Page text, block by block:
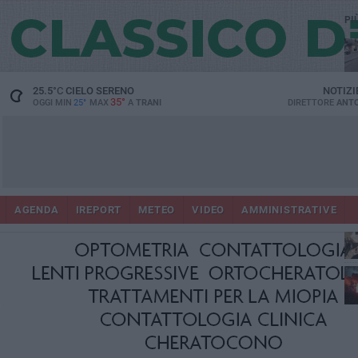
25.5°CCIELO SERENO
OGGI MIN 25° MAX 35° A TRANI DIRETTORE
AGENDA IREPORT METEO VIDEO AMMINISTRATIVE